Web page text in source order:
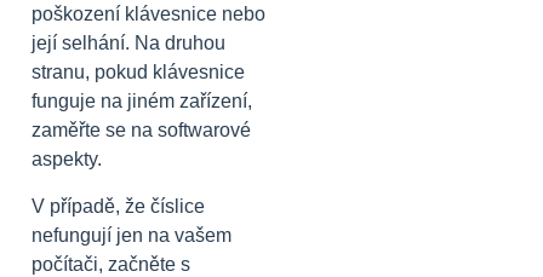
poškození klávesnice nebo
její selhání. Na druhou
stranu, pokud klávesnice
funguje na jiném zařízení,
zaměřte se na softwarové
aspekty.
V případě, že číslice
nefungují jen na vašem
počítači, začněte s